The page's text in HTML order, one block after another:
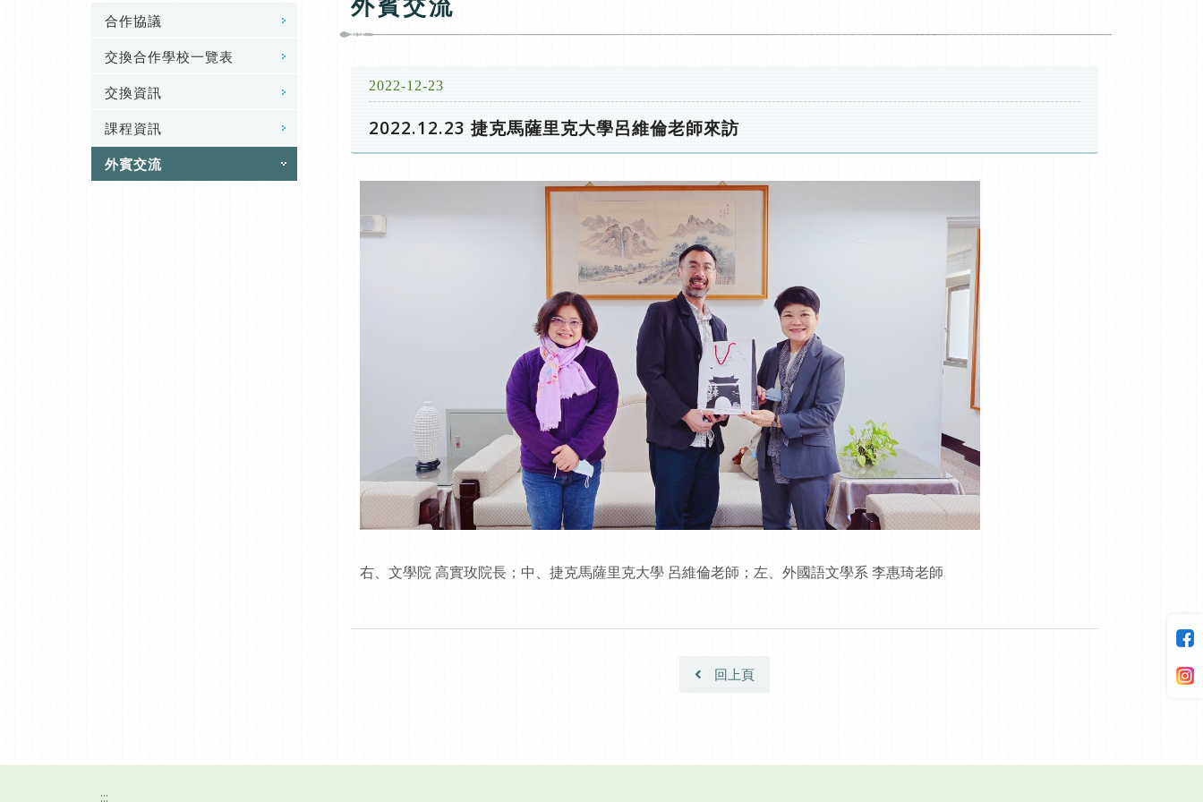
合作協議
交換合作學校一覽表
交換資訊
課程資訊
外賓交流
2022-12-23
2022.12.23 捷克馬薩里克大學呂維倫老師來訪
右、文學院 高實玫院長；中、捷克馬薩里克大學 呂維倫老師；左、外國語文學系 李惠琦老師
回上頁
:::